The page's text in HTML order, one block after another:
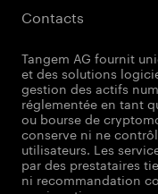
Contacts
Tangem AG fournit
et des solutions
gestion des actifs
réglementée en tant
ou bourse de
conserve ni ne
utilisateurs. Les
par des prestataires
ni recommandation